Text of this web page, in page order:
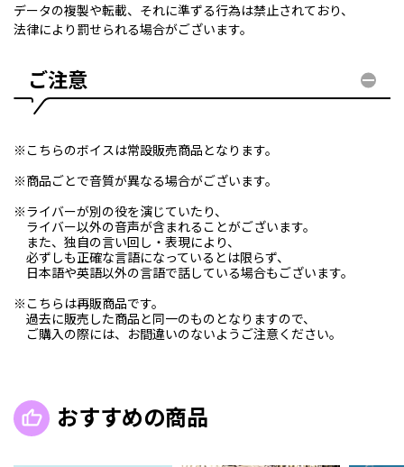
データの複製や転載、それに準ずる行為は禁止されており、
法律により罰せられる場合がございます。
ご注意
※こちらのボイスは常設販売商品となります。
※商品ごとで音質が異なる場合がございます。
※ライバーが別の役を演じていたり、
ライバー以外の音声が含まれることがございます。
また、独自の言い回し・表現により、
必ずしも正確な言語になっているとは限らず、
日本語や英語以外の言語で話している場合もございます。
※こちらは再販商品です。
過去に販売した商品と同一のものとなりますので、
ご購入の際には、お間違いのないようご注意ください。
おすすめの商品